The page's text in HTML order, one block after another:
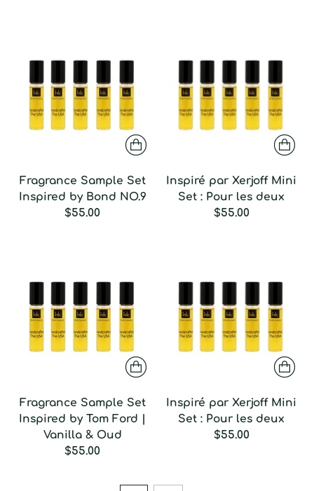
Fragrance Sample Set
Inspired by Bond NO.9
$55.00
Inspiré par Xerjoff Mini
Set : Pour les deux
$55.00
Fragrance Sample Set
Inspired by Tom Ford |
Vanilla & Oud
$55.00
Inspiré par Xerjoff Mini
Set : Pour les deux
$55.00